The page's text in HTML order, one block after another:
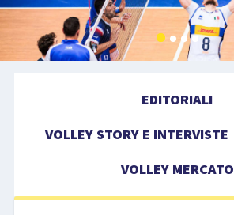
HOME
EDITORIALI
VOLLEY MERCATO
COMPETIZIONI
EDITORIALI
VOLLEY STORY E INTERVISTE
VOLLEY MERCATO